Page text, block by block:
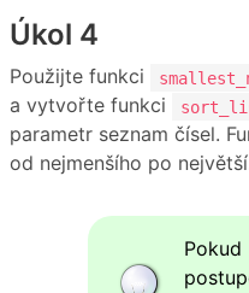
Úkol 4
Použijte funkci
a vytvořte funkci
parametr seznam čísel.
od nejmenšího po